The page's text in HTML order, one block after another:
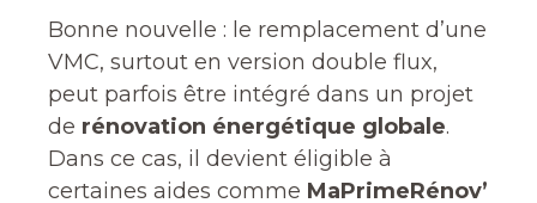
Bonne nouvelle : le remplacement d’une
VMC, surtout en version double flux,
peut parfois être intégré dans un projet
de rénovation énergétique globale.
Dans ce cas, il devient éligible à
certaines aides comme MaPrimeRénov’